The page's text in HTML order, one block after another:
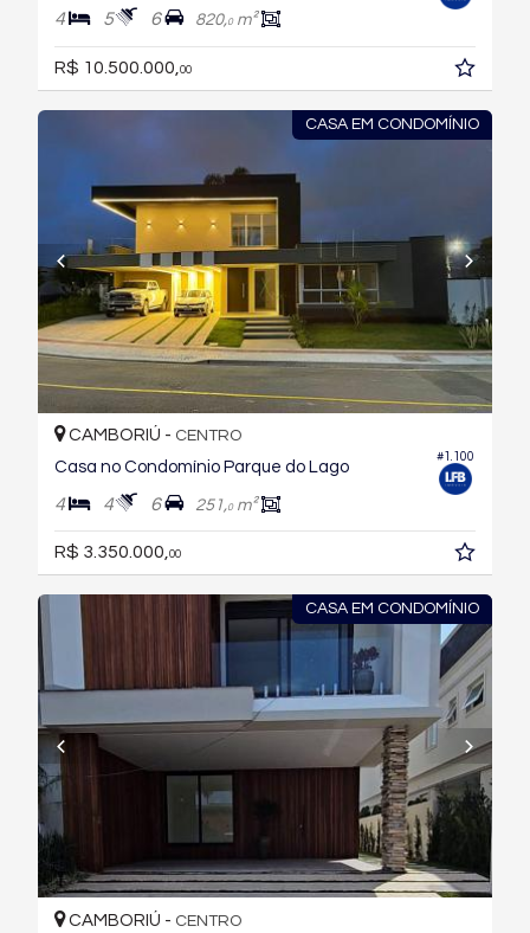
4 5 6 820,0m²
R$ 10.500.000, 00
CASA EM CONDOMÍNIO
#1.100
CAMBORIÚ - CENTRO
Casa no Condomínio Parque do Lago
4 4 6 251,0m²
R$ 3.350.000,00
CASA EM CONDOMÍNIO
CAMBORIÚ - CENTRO